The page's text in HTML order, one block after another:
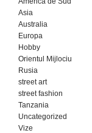
Asia
Australia
Europa
Hobby
Orientul Mijlociu
Rusia
street art
street fashion
Tanzania
Uncategorized
Vize